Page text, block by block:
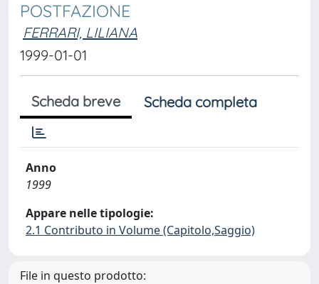
POSTFAZIONE
FERRARI, LILIANA
1999-01-01
Scheda breve Scheda completa
Anno
1999
Appare nelle tipologie:
2.1 Contributo in Volume (Capitolo,Saggio)
File in questo prodotto: